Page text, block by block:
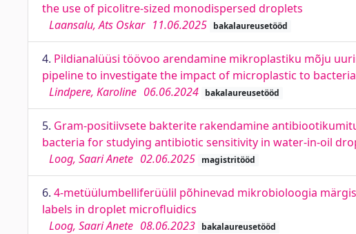
the use of picolitre-sized monodispersed droplets
Laansalu, Ats Oskar 11.06.2025 bakalaureusetööd
4. Pildianalüüsi töövoo arendamine mikroplastiku mõju
pipeline to investigate the impact of microplastic to
Lindpere, Karoline 06.06.2024 bakalaureusetööd
5. Gram-positiivsete bakterite rakendamine
bacteria for studying antibiotic sensitivity in water-in-oil
Loog, Saari Anete 02.06.2025 magistritööd
6. 4-metüülumbelliferüülil põhinevad mikrobioloogia
labels in droplet microfluidics
Loog, Saari Anete 08.06.2023 bakalaureusetööd